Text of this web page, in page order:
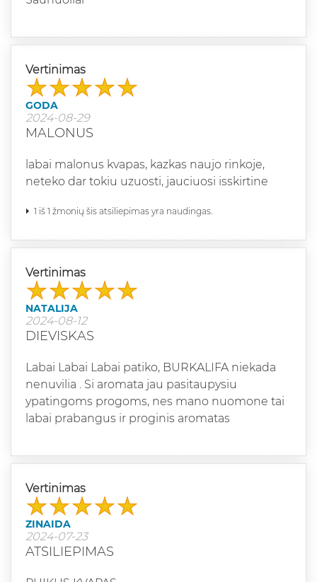
Vertinimas
GODA
2024-08-29
MALONUS
labai malonus kvapas, kazkas naujo rinkoje,
neteko dar tokiu uzuosti, jauciuosi isskirtine
1 iš 1 žmonių šis atsiliepimas yra naudingas.
Vertinimas
NATALIJA
2024-08-12
DIEVISKAS
Labai Labai Labai patiko, BURKALIFA niekada
nenuvilia . Si aromata jau pasitaupysiu
ypatingoms progoms, nes mano nuomone tai
labai prabangus ir proginis aromatas
Vertinimas
ZINAIDA
2024-07-23
ATSILIEPIMAS